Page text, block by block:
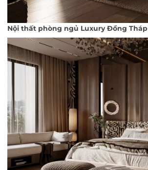
Nội thất phòng ngủ Luxury Đồng Tháp